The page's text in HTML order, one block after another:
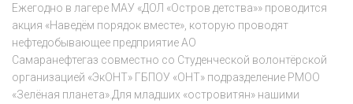
Ежегодно в лагере МАУ «ДОЛ «Остров детства»» проводится
акция «Наведём порядок вместе», которую проводят
нефтедобывающее предприятие АО
Самаранефтегаз совместно со Студенческой волонтёрской
организацией «ЭкОНТ» ГБПОУ «ОНТ» подразделение РМОО
«Зелёная планета».Для младших «островитян» нашими